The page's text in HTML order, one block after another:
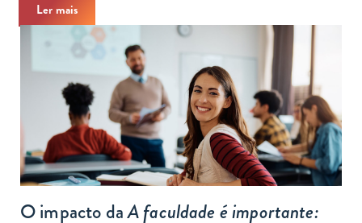
Ler mais
O impacto daA faculdade é importante: